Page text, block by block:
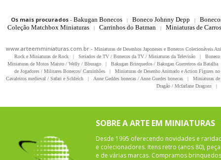
Os mais procurados- Bakugan Bonecos | Boneco Johnny Depp |
Coleção Matchbox Miniaturas
| Carrinhos do Batman | Miniaturas de
www.arteemminiaturas.com.br - Miniaturas de Desenhos Japoneses e Bonecos Colecionáveis
Rock e Miniaturas de Rock
| Seriados de TV / Bonecos da TV / Miniaturas da Televisão |
Miniaturas de Motos Maisto / Welly / Bburago
| Bakugan Brinquedos / Bakugan Guerreiros da Batalha
de Jogadores / Militares Bonecos/ Caminhões
|
Miniaturas de Desenho Animado e Action Figures
Cavaleiros medieval / Safari e Schleich
| Anne Geddes bonecas / Anne Guedes bonecas |
Miniaturas
Dragão / Mcfarlane Dragons
|
SOBRE A ARTE EM MINIATURAS
Desde 1995 oferecendo novidades e
e colecionadores. Itens retro (anos 80),
e de várias marcas. Compramos